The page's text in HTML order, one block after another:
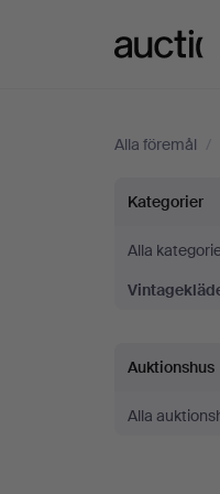
Alla föremål /
&
på
Kategorier
Alla
Auktionshus
Alla